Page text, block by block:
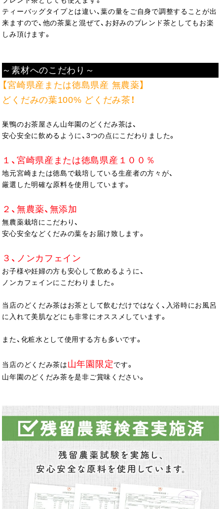
ティーバッグタイプとは違い、葉の量をご自身で調整することが出
来ますので、他の茶葉と混ぜて、お好みのブレンド茶としてもお楽
しみ頂けます。
～素材へのこだわり～
【宮崎県産または徳島県産 無農薬】
どくだみの葉100% どくだみ茶！
巣鴨のお茶屋さん山年園のどくだみ茶は、
安心安全に飲めるように、3つの点にこだわりました。
１、宮崎県産または徳島県産１００％
地元宮崎または徳島で栽培している生産者の方々が、
厳選した明確な原料を使用しています。
２、無農薬、無添加
無農薬栽培にこだわり、
安心安全などくだみの葉をお届け致します。
３、ノンカフェイン
お子様や妊婦の方も安心して飲めるように、
ノンカフェインにこだわりました。
当店のどくだみ茶はお茶として飲むだけではなく、入浴時にお風呂
に入れて美肌などにも非常にオススメしています。
また、化粧水として使用する方も多いです。
当店のどくだみ茶は山年園限定です。
山年園のどくだみ茶を是非ご賞味ください。